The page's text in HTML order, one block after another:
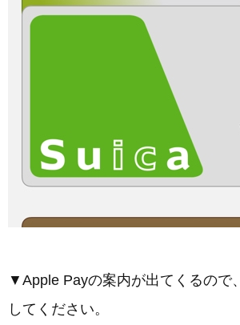
▼Apple Payの案内が出てくるので
してください。